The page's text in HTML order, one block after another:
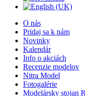
O nás
Pridaj sa k nám
Novinky
Kalendár
Info o akciách
Recenzie modelov
Nitra Model
Fotogalérie
Modelársky stojan